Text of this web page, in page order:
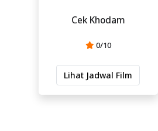
Cek Khodam
0/10
Lihat Jadwal Film